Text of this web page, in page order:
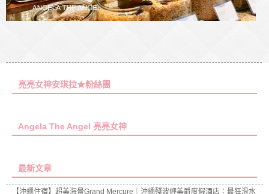
亮亮女神安琪拉★粉絲團
Angela The Angel 亮亮女神
最新文章
【沖繩住宿】超美海景Grand Mercure｜沖繩殘波岬美爵度假酒店：最狂滑水